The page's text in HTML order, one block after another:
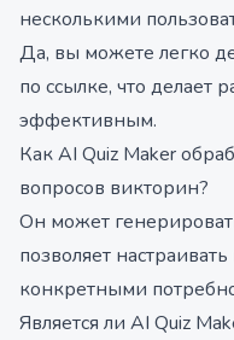
несколькими
Да, вы можете легко
по ссылке, что делает
эффективным.
Как AI Quiz Maker
вопросов викторин?
Он может
позволяет
конкретными
Является ли AI Quiz